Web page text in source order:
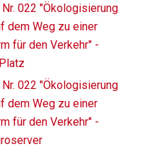
022 "Ökologisierung
dem Weg zu einer
für den Verkehr" -
022 "Ökologisierung
dem Weg zu einer
für den Verkehr" -